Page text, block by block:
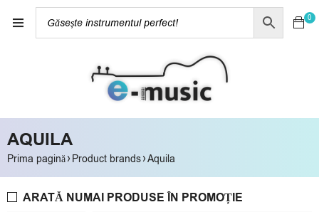
0
AQUILA
Prima pagină› Product brands›Aquila
ARATĂ NUMAI PRODUSE ÎN PROMOȚIE